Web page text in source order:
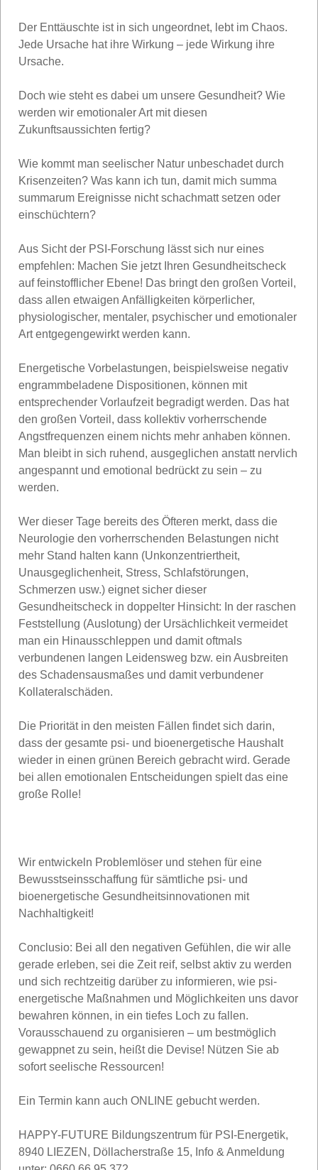
Der Enttäuschte ist in sich ungeordnet, lebt im Chaos.
Jede Ursache hat ihre Wirkung – jede Wirkung ihre
Ursache.
Doch wie steht es dabei um unsere Gesundheit? Wie
werden wir emotionaler Art mit diesen
Zukunftsaussichten fertig?
Wie kommt man seelischer Natur unbeschadet durch
Krisenzeiten? Was kann ich tun, damit mich summa
summarum Ereignisse nicht schachmatt setzen oder
einschüchtern?
Aus Sicht der PSI-Forschung lässt sich nur eines
empfehlen: Machen Sie jetzt Ihren Gesundheitscheck
auf feinstofflicher Ebene! Das bringt den großen Vorteil,
dass allen etwaigen Anfälligkeiten körperlicher,
physiologischer, mentaler, psychischer und emotionaler
Art entgegengewirkt werden kann.
Energetische Vorbelastungen, beispielsweise negativ
engrammbeladene Dispositionen, können mit
entsprechender Vorlaufzeit begradigt werden. Das hat
den großen Vorteil, dass kollektiv vorherrschende
Angstfrequenzen einem nichts mehr anhaben können.
Man bleibt in sich ruhend, ausgeglichen anstatt nervlich
angespannt und emotional bedrückt zu sein – zu
werden.
Wer dieser Tage bereits des Öfteren merkt, dass die
Neurologie den vorherrschenden Belastungen nicht
mehr Stand halten kann (Unkonzentriertheit,
Unausgeglichenheit, Stress, Schlafstörungen,
Schmerzen usw.) eignet sicher dieser
Gesundheitscheck in doppelter Hinsicht: In der raschen
Feststellung (Auslotung) der Ursächlichkeit vermeidet
man ein Hinausschleppen und damit oftmals
verbundenen langen Leidensweg bzw. ein Ausbreiten
des Schadensausmaßes und damit verbundener
Kollateralschäden.
Die Priorität in den meisten Fällen findet sich darin,
dass der gesamte psi- und bioenergetische Haushalt
wieder in einen grünen Bereich gebracht wird. Gerade
bei allen emotionalen Entscheidungen spielt das eine
große Rolle!
Wir entwickeln Problemlöser und stehen für eine
Bewusstseinsschaffung für sämtliche psi- und
bioenergetische Gesundheitsinnovationen mit
Nachhaltigkeit!
Conclusio: Bei all den negativen Gefühlen, die wir alle
gerade erleben, sei die Zeit reif, selbst aktiv zu werden
und sich rechtzeitig darüber zu informieren, wie psi-
energetische Maßnahmen und Möglichkeiten uns davor
bewahren können, in ein tiefes Loch zu fallen.
Vorausschauend zu organisieren – um bestmöglich
gewappnet zu sein, heißt die Devise! Nützen Sie ab
sofort seelische Ressourcen!
Ein Termin kann auch ONLINE gebucht werden.
HAPPY-FUTURE Bildungszentrum für PSI-Energetik,
8940 LIEZEN, Döllacherstraße 15, Info & Anmeldung